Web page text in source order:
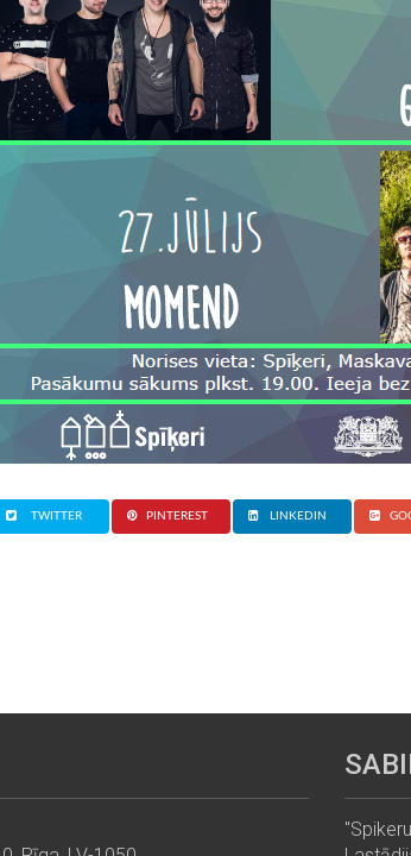
TWITTER PINTEREST LINKEDIN